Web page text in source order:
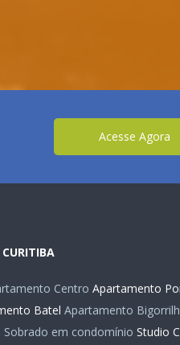
Acesse Agora
CURITIBA
Centro Apartamento
Batel Apartamento
Sobrado em condomínio Studio